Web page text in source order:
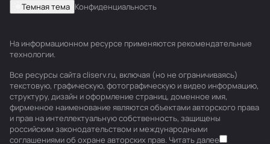
Темная тема Конфиденциальность
На информационном ресурсе применяются рекомендательные
технологии.
Все ресурсы сайта cliserv.ru, включая (но не ограничиваясь)
текстовую, графическую, фотографическую и видео информацию,
структуру, дизайн и оформление страниц, доменное имя,
фирменное наименование являются объектами авторского права
и прав на интеллектуальную собственность, защищены
российским законодательством и международными
соглашениями об охране авторских прав. Читать далее